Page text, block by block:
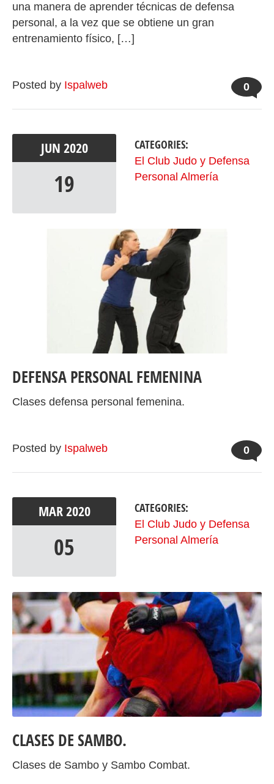
una manera de aprender técnicas de defensa
personal, a la vez que se obtiene un gran
entrenamiento físico, […]
Posted by Ispalweb 0
JUN 2020
19
CATEGORIES:
El Club Judo y Defensa
Personal Almería
DEFENSA PERSONAL FEMENINA
Clases defensa personal femenina.
Posted by Ispalweb 0
MAR2020
05
CATEGORIES:
El Club Judo y Defensa
Personal Almería
CLASES DE SAMBO.
Clases de Sambo y Sambo Combat.